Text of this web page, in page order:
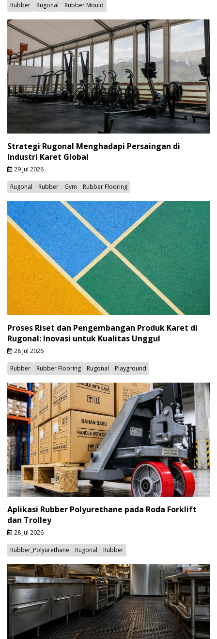
Rubber Rugonal Rubber Mould
Strategi Rugonal Menghadapi Persaingan di
Industri Karet Global
29 Jul 2026
Rugonal Rubber Gym Rubber Flooring
Proses Riset dan Pengembangan Produk Karet di
Rugonal: Inovasi untuk Kualitas Unggul
28 Jul 2026
Rubber Rubber Flooring Rugonal Playground
Aplikasi Rubber Polyurethane pada Roda Forklift
dan Trolley
28 Jul 2026
Rubber_Polyurethane Rugonal Rubber